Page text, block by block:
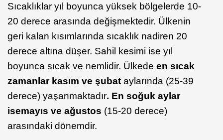
Sıcaklıklar yıl boyunca yüksek bölgelerde 10-
20 derece arasında değişmektedir. Ülkenin
geri kalan kısımlarında sıcaklık nadiren 20
derece altına düşer. Sahil kesimi ise yıl
boyunca sıcak ve nemlidir. Ülkede en sıcak
zamanlar kasım ve şubat aylarında (25-39
derece) yaşanmaktadır. En soğuk aylar
isemayıs ve ağustos (15-20 derece)
arasındaki dönemdir.